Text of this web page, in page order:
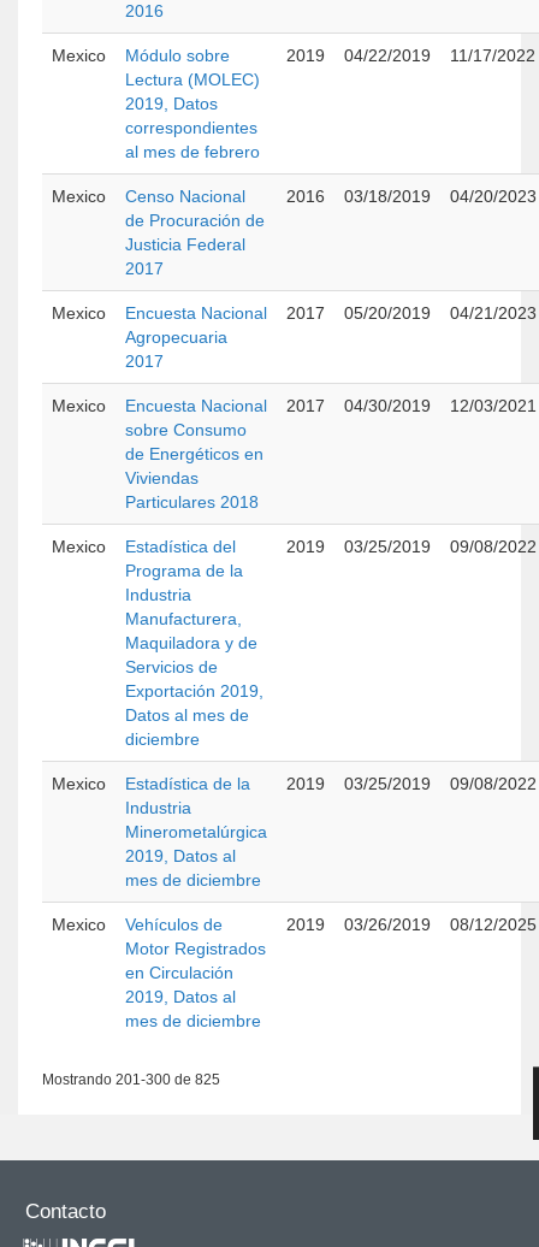
2016
Mexico
Módulo sobre
Lectura (MOLEC)
2019, Datos
correspondientes
al mes de febrero
2019 04/22/2019 11/17/2022
Mexico
Censo Nacional
de Procuración de
Justicia Federal
2017
2016 03/18/2019 04/20/2023
Mexico
Encuesta Nacional
Agropecuaria
2017
2017 05/20/2019 04/21/2023
Mexico
Encuesta Nacional
sobre Consumo
de Energéticos en
Viviendas
Particulares 2018
2017 04/30/2019 12/03/2021
Mexico
Estadística del
Programa de la
Industria
Manufacturera,
Maquiladora y de
Servicios de
Exportación 2019,
Datos al mes de
diciembre
2019 03/25/2019 09/08/2022
Mexico
Estadística de la
Industria
Minerometalúrgica
2019, Datos al
mes de diciembre
2019 03/25/2019 09/08/2022
Mexico
Vehículos de
Motor Registrados
en Circulación
2019, Datos al
mes de diciembre
2019 03/26/2019 08/12/2025
Mostrando 201-300 de 825
Contacto